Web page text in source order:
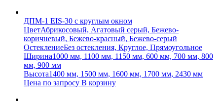
ДПМ-1 EIS-30 с круглым окном
ЦветАбрикосовый, Агатовый серый, Бежево-
коричневый, Бежево-красный, Бежево-серый
ОстеклениеБез остекления, Круглое, Прямоугольное
Ширина1000 мм, 1100 мм, 1150 мм, 600 мм, 700 мм, 800
мм, 900 мм
Высота1400 мм, 1500 мм, 1600 мм, 1700 мм, 2430 мм
Цена по запросу В корзину